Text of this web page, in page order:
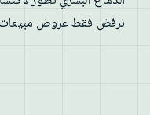
نرفض فقط عروض